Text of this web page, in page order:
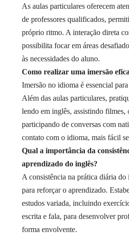
As aulas particulares oferecem
de professores qualificados,
próprio ritmo. A interação direta
possibilita focar em áreas
às necessidades do aluno.
Como realizar uma imersão
Imersão no idioma é essencial
Além das aulas particulares,
lendo em inglês, assistindo filmes,
participando de conversas com
contato com o idioma, mais fácil
Qual a importância da
aprendizado do inglês?
A consistência na prática diária do
para reforçar o aprendizado.
estudos variada, incluindo
escrita e fala, para desenvolver
forma envolvente.